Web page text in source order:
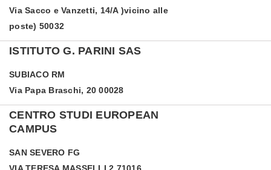
Via Sacco e Vanzetti, 14/A )vicino alle
poste) 50032
ISTITUTO G. PARINI SAS
SUBIACO RM
Via Papa Braschi, 20 00028
CENTRO STUDI EUROPEAN
CAMPUS
SAN SEVERO FG